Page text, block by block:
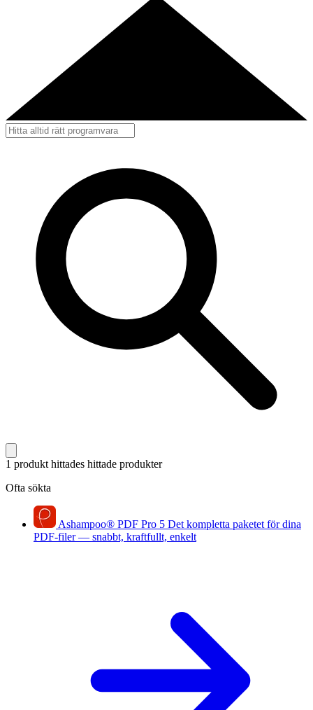
1 produkt hittades hittade produkter
Ofta sökta
Ashampoo® PDF Pro 5 Det kompletta paketet för dina
PDF-filer — snabbt, kraftfullt, enkelt